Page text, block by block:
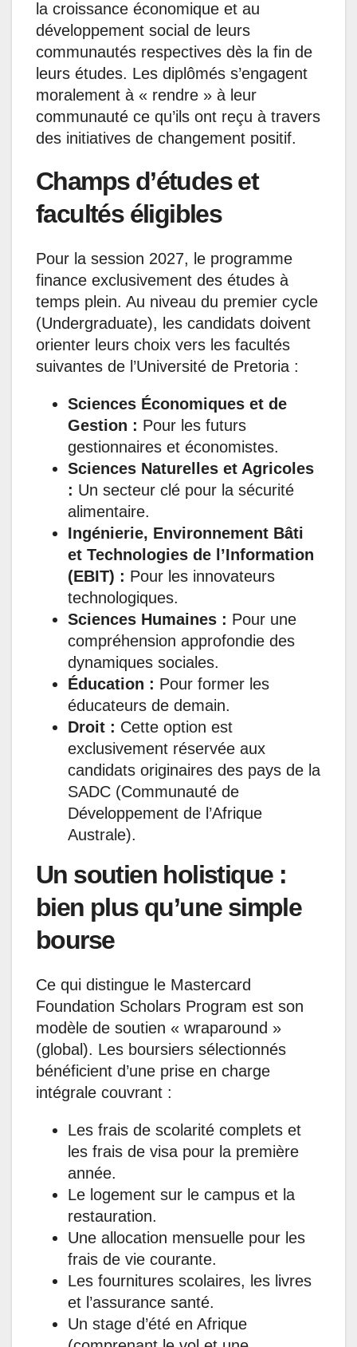
la croissance économique et au
développement social de leurs
communautés respectives dès la fin de
leurs études. Les diplômés s’engagent
moralement à « rendre » à leur
communauté ce qu’ils ont reçu à travers
des initiatives de changement positif.
Champs d’études et
facultés éligibles
Pour la session 2027, le programme
finance exclusivement des études à
temps plein. Au niveau du premier cycle
(Undergraduate), les candidats doivent
orienter leurs choix vers les facultés
suivantes de l’Université de Pretoria :
Sciences Économiques et de
Gestion : Pour les futurs
gestionnaires et économistes.
Sciences Naturelles et Agricoles
: Un secteur clé pour la sécurité
alimentaire.
Ingénierie, Environnement Bâti
et Technologies de l’Information
(EBIT) : Pour les innovateurs
technologiques.
Sciences Humaines : Pour une
compréhension approfondie des
dynamiques sociales.
Éducation : Pour former les
éducateurs de demain.
Droit : Cette option est
exclusivement réservée aux
candidats originaires des pays de la
SADC (Communauté de
Développement de l’Afrique
Australe).
Un soutien holistique :
bien plus qu’une simple
bourse
Ce qui distingue le Mastercard
Foundation Scholars Program est son
modèle de soutien « wraparound »
(global). Les boursiers sélectionnés
bénéficient d’une prise en charge
intégrale couvrant :
Les frais de scolarité complets et
les frais de visa pour la première
année.
Le logement sur le campus et la
restauration.
Une allocation mensuelle pour les
frais de vie courante.
Les fournitures scolaires, les livres
et l’assurance santé.
Un stage d’été en Afrique